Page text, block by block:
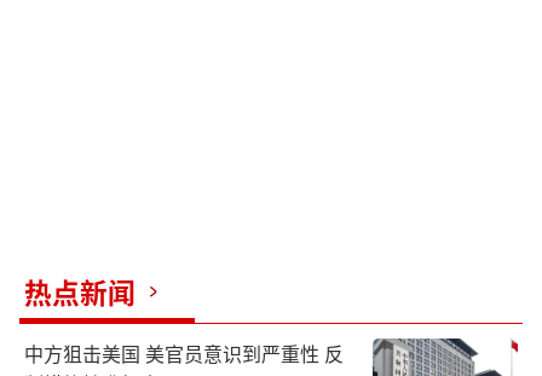
热点新闻
中方狙击美国 美官员意识到严重性 反